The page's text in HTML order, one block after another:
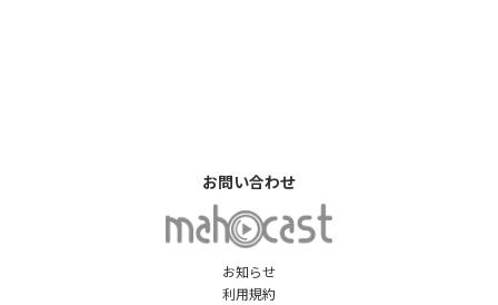
お知らせ
利用規約
お問い合わせ